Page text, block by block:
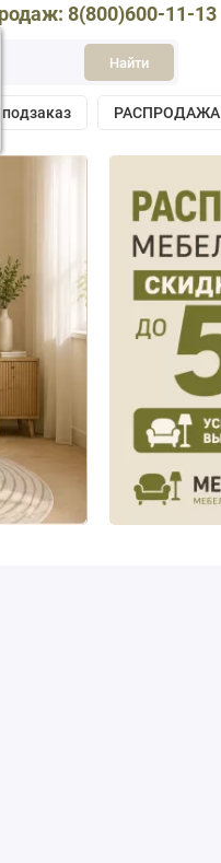
8(800)600-11-13
Найти
РАСПРОДАЖА